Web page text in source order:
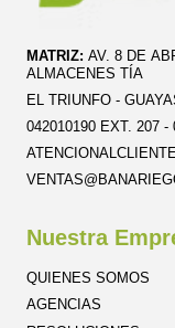
MATRIZ: AV. 8 DE
ALMACENES TÍA
EL TRIUNFO -
042010190 EXT. 207 -
Nuestra
QUIENES SOMOS
AGENCIAS